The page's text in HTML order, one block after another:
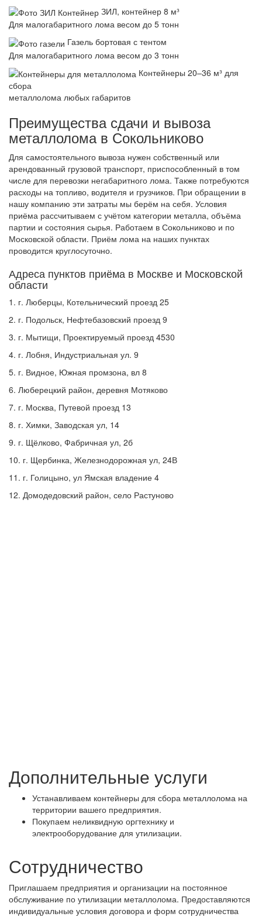
ЗИЛ, контейнер 8 м³
Для малогабаритного лома весом до 5 тонн
Газель бортовая с тентом
Для малогабаритного лома весом до 3 тонн
Контейнеры 20–36 м³ для
сбора
металлолома любых габаритов
Преимущества сдачи и вывоза
металлолома в Сокольниково
Для самостоятельного вывоза нужен собственный или
арендованный грузовой транспорт, приспособленный в том
числе для перевозки негабаритного лома. Также потребуются
расходы на топливо, водителя и грузчиков. При обращении в
нашу компанию эти затраты мы берём на себя. Условия
приёма рассчитываем с учётом категории металла, объёма
партии и состояния сырья. Работаем в Сокольниково и по
Московской области. Приём лома на наших пунктах
проводится круглосуточно.
Адреса пунктов приёма в Москве и Московской
области
1. г. Люберцы, Котельнический проезд 25
2. г. Подольск, Нефтебазовский проезд 9
3. г. Мытищи, Проектируемый проезд 4530
4. г. Лобня, Индустриальная ул. 9
5. г. Видное, Южная промзона, вл 8
6. Люберецкий район, деревня Мотяково
7. г. Москва, Путевой проезд 13
8. г. Химки, Заводская ул, 14
9. г. Щёлково, Фабричная ул, 2б
10. г. Щербинка, Железнодорожная ул, 24В
11. г. Голицыно, ул Ямская владение 4
12. Домодедовский район, село Растуново
Дополнительные услуги
Устанавливаем контейнеры для сбора металлолома на
территории вашего предприятия.
Покупаем неликвидную оргтехнику и
электрооборудование для утилизации.
Сотрудничество
Приглашаем предприятия и организации на постоянное
обслуживание по утилизации металлолома. Предоставляются
индивидуальные условия договора и форм сотрудничества